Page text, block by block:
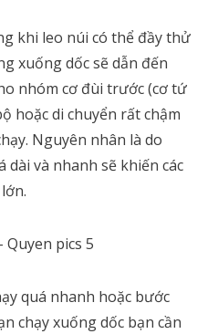
khi leo núi có thể đầy thử
xuống dốc sẽ dẫn đến
nhóm cơ đùi trước (cơ tứ
hoặc di chuyển rất chậm
Nguyên nhân là do
dài và nhanh sẽ khiến các
quá nhanh hoặc bước
chạy xuống dốc bạn cần